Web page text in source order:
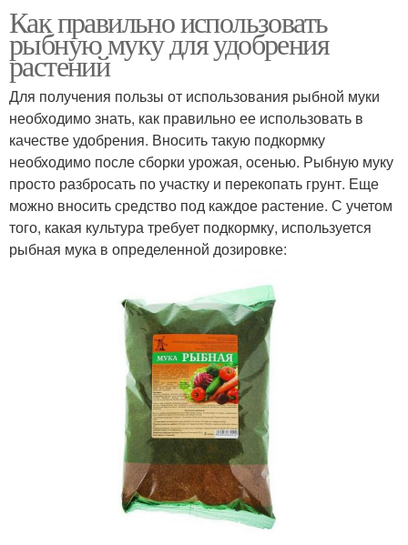
Как правильно использовать
рыбную муку для удобрения
растений
Для получения пользы от использования рыбной муки
необходимо знать, как правильно ее использовать в
качестве удобрения. Вносить такую подкормку
необходимо после сборки урожая, осенью. Рыбную муку
просто разбросать по участку и перекопать грунт. Еще
можно вносить средство под каждое растение. С учетом
того, какая культура требует подкормку, используется
рыбная мука в определенной дозировке: